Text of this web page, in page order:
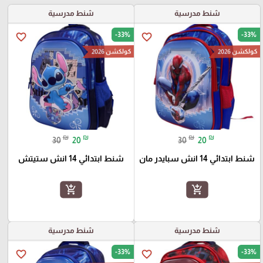
شنط مدرسية
favorite_border -33%
كولكشن 2026
30 ₪ 20 ₪
شنط ابتدائي 14 انش سبايدر مان
add_shopping_cart
شنط مدرسية
favorite_border -33%
كولكشن 2026
30 ₪ 20 ₪
شنط ابتدائي 14 انش ستيتش
add_shopping_cart
شنط مدرسية
favorite_border -33%
شنط مدرسية
favorite_border -33%